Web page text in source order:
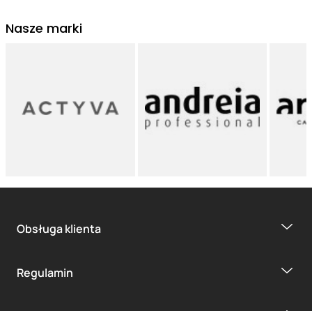
Nasze marki
Obsługa klienta
Regulamin